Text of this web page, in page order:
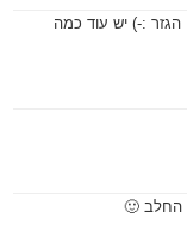
הגזר :-) יש עוד כמה
החלב 🙂